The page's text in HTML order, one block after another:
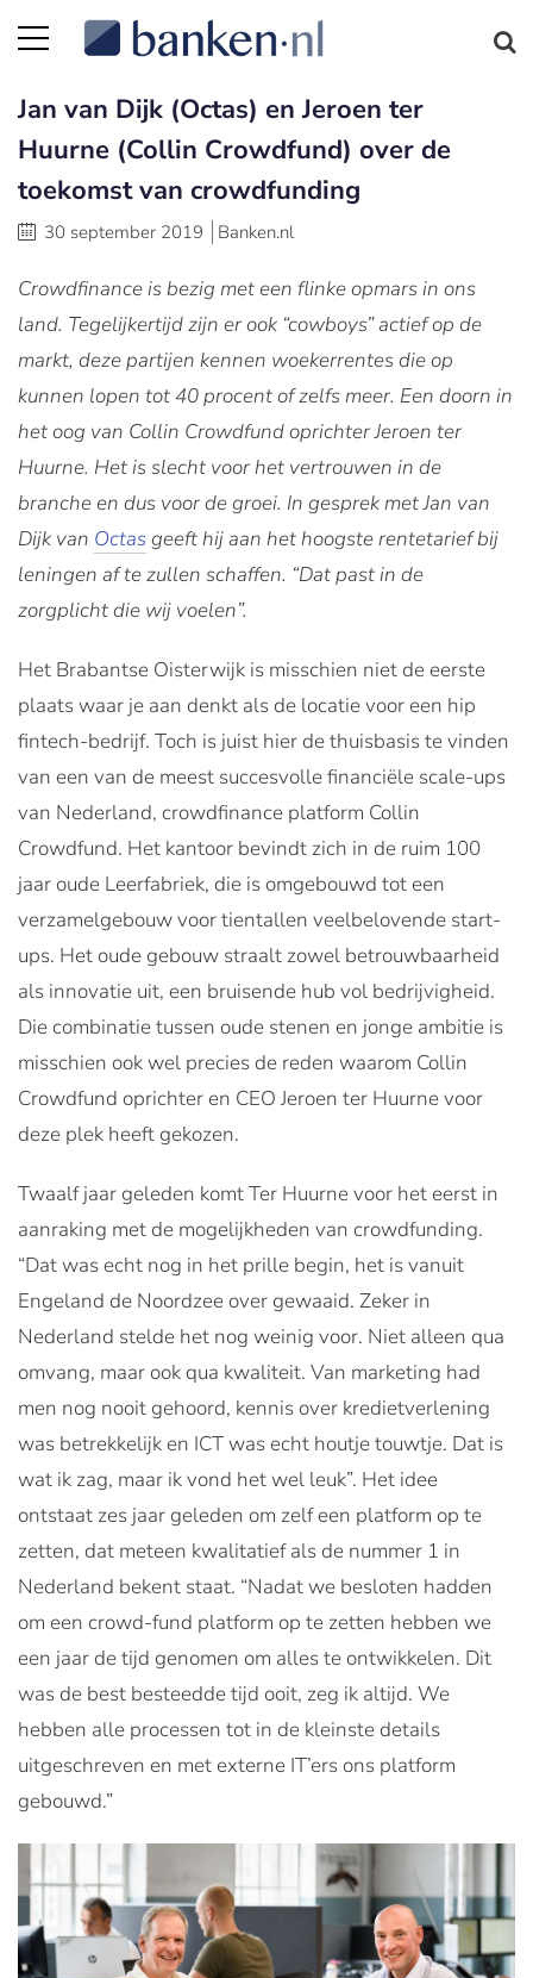
Jan van Dijk (Octas) en Jeroen ter
Huurne (Collin Crowdfund) over de
toekomst van crowdfunding
30 september 2019 Banken.nl
Crowdfinance is bezig met een flinke opmars in ons
land. Tegelijkertijd zijn er ook “cowboys”actief op de
markt, deze partijen kennen woekerrentes die op
kunnen lopen tot 40 procent of zelfs meer. Een doorn in
het oog van Collin Crowdfund oprichter Jeroen ter
Huurne. Het is slecht voor het vertrouwen in de
branche en dus voor de groei. In gesprek met Jan van
Dijk van Octasgeeft hij aan het hoogste rentetarief bij
leningen af te zullen schaffen. “Dat past in de
zorgplicht die wij voelen”.
Het Brabantse Oisterwijk is misschien niet de eerste
plaats waar je aan denkt als de locatie voor een hip
fintech-bedrijf. Toch is juist hier de thuisbasis te vinden
van een van de meest succesvolle financiële scale-ups
van Nederland, crowdfinance platform Collin
Crowdfund. Het kantoor bevindt zich in de ruim 100
jaar oude Leerfabriek, die is omgebouwd tot een
verzamelgebouw voor tientallen veelbelovende start-
ups. Het oude gebouw straalt zowel betrouwbaarheid
als innovatie uit, een bruisende hub vol bedrijvigheid.
Die combinatie tussen oude stenen en jonge ambitie is
misschien ook wel precies de reden waarom Collin
Crowdfund oprichter en CEO Jeroen ter Huurne voor
deze plek heeft gekozen.
Twaalf jaar geleden komt Ter Huurne voor het eerst in
aanraking met de mogelijkheden van crowdfunding.
“Dat was echt nog in het prille begin, het is vanuit
Engeland de Noordzee over gewaaid. Zeker in
Nederland stelde het nog weinig voor. Niet alleen qua
omvang, maar ook qua kwaliteit. Van marketing had
men nog nooit gehoord, kennis over kredietverlening
was betrekkelijk en ICT was echt houtje touwtje. Dat is
wat ik zag, maar ik vond het wel leuk”. Het idee
ontstaat zes jaar geleden om zelf een platform op te
zetten, dat meteen kwalitatief als de nummer 1 in
Nederland bekent staat. “Nadat we besloten hadden
om een crowd-fund platform op te zetten hebben we
een jaar de tijd genomen om alles te ontwikkelen. Dit
was de best besteedde tijd ooit, zeg ik altijd. We
hebben alle processen tot in de kleinste details
uitgeschreven en met externe IT’ers ons platform
gebouwd.”